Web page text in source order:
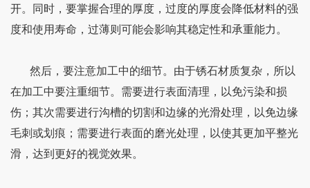
开。同时，要掌握合理的厚度，过度的厚度会降低材料的强
度和使用寿命，过薄则可能会影响其稳定性和承重能力。
然后，要注意加工中的细节。由于锈石材质复杂，所以
在加工中要注重细节。需要进行表面清理，以免污染和损
伤；其次需要进行沟槽的切割和边缘的光滑处理，以免边缘
毛刺或划痕；需要进行表面的磨光处理，以使其更加平整光
滑，达到更好的视觉效果。